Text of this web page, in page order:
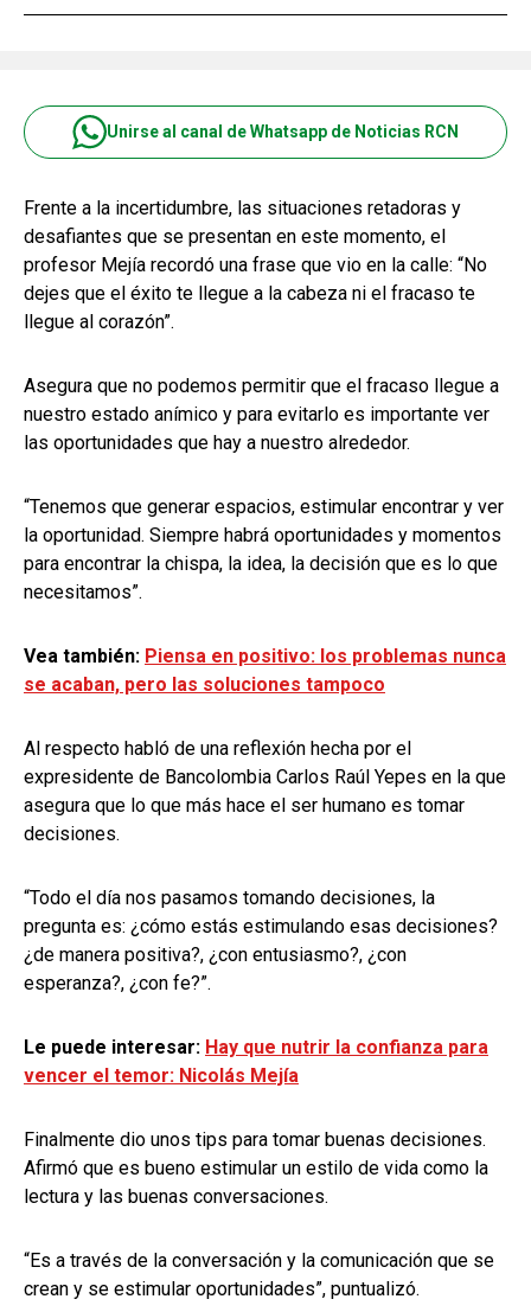
Unirse al canal de Whatsapp de Noticias RCN
Frente a la incertidumbre, las situaciones retadoras y
desafiantes que se presentan en este momento, el
profesor Mejía recordó una frase que vio en la calle: “No
dejes que el éxito te llegue a la cabeza ni el fracaso te
llegue al corazón”.
Asegura que no podemos permitir que el fracaso llegue a
nuestro estado anímico y para evitarlo es importante ver
las oportunidades que hay a nuestro alrededor.
“Tenemos que generar espacios, estimular encontrar y ver
la oportunidad. Siempre habrá oportunidades y momentos
para encontrar la chispa, la idea, la decisión que es lo que
necesitamos”.
Vea también: Piensa en positivo: los problemas nunca
se acaban, pero las soluciones tampoco
Al respecto habló de una reflexión hecha por el
expresidente de Bancolombia Carlos Raúl Yepes en la que
asegura que lo que más hace el ser humano es tomar
decisiones.
“Todo el día nos pasamos tomando decisiones, la
pregunta es: ¿cómo estás estimulando esas decisiones?
¿de manera positiva?, ¿con entusiasmo?, ¿con
esperanza?, ¿con fe?”.
Le puede interesar: Hay que nutrir la confianza para
vencer el temor: Nicolás Mejía
Finalmente dio unos tips para tomar buenas decisiones.
Afirmó que es bueno estimular un estilo de vida como la
lectura y las buenas conversaciones.
“Es a través de la conversación y la comunicación que se
crean y se estimular oportunidades”, puntualizó.